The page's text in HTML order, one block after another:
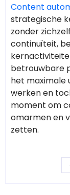
Content
strategische
zonder
continuïteit,
betrouwbare
het maximale
werken en
moment om
omarmen en
zetten.